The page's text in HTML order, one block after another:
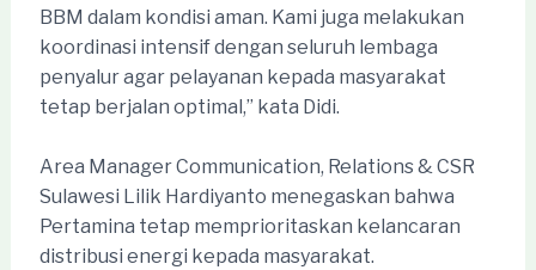
BBM dalam kondisi aman. Kami juga melakukan
koordinasi intensif dengan seluruh lembaga
penyalur agar pelayanan kepada masyarakat
tetap berjalan optimal,” kata Didi.
Area Manager Communication, Relations & CSR
Sulawesi Lilik Hardiyanto menegaskan bahwa
Pertamina tetap memprioritaskan kelancaran
distribusi energi kepada masyarakat.